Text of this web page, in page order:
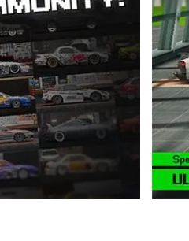
也可飞起来;